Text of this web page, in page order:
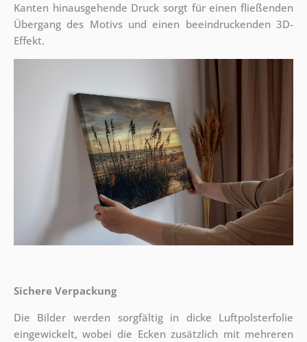
Kanten hinausgehende Druck sorgt für einen fließenden
Übergang des Motivs und einen beeindruckenden 3D-
Effekt.
Sichere Verpackung
Die Bilder werden sorgfältig in dicke Luftpolsterfolie
eingewickelt, wobei die Ecken zusätzlich mit mehreren